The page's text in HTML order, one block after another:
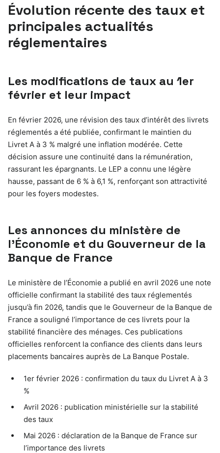
Évolution récente des taux et
principales actualités
réglementaires
Les modifications de taux au 1er
février et leur impact
En février 2026, une révision des taux d’intérêt des livrets
réglementés a été publiée, confirmant le maintien du
Livret A à 3 % malgré une inflation modérée. Cette
décision assure une continuité dans la rémunération,
rassurant les épargnants. Le LEP a connu une légère
hausse, passant de 6 % à 6,1 %, renforçant son attractivité
pour les foyers modestes.
Les annonces du ministère de
l’Économie et du Gouverneur de la
Banque de France
Le ministère de l’Économie a publié en avril 2026 une note
officielle confirmant la stabilité des taux réglementés
jusqu’à fin 2026, tandis que le Gouverneur de la Banque de
France a souligné l’importance de ces livrets pour la
stabilité financière des ménages. Ces publications
officielles renforcent la confiance des clients dans leurs
placements bancaires auprès de La Banque Postale.
1er février 2026 : confirmation du taux du Livret A à 3
%
Avril 2026 : publication ministérielle sur la stabilité
des taux
Mai 2026 : déclaration de la Banque de France sur
l’importance des livrets